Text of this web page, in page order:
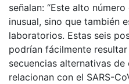
señalan: “Este alto
inusual, sino que también
laboratorios. Estas seis
podrían fácilmente
secuencias alternativas
relacionan con el SARS-